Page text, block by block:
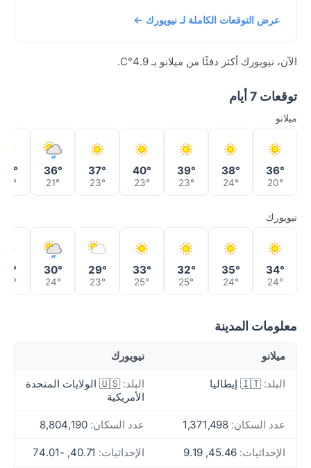
عرض التوقعات الكاملة لـ نيويورك ←
الآن، نيويورك أكثر دفئًا من ميلانو بـ 4.9°C.
توقعات 7 أيام
ميلانو
36°
20°
38°
24°
39°
23°
40°
23°
37°
23°
36°
21°
23°
نيويورك
34°
24°
35°
24°
32°
25°
33°
25°
29°
23°
30°
24°
31°
24°
معلومات المدينة
ميلانو نيويورك
البلد: 🇮🇹 إيطاليا البلد:
🇺🇸 الولايات المتحدة
الأمريكية
عدد السكان: عدد السكان:
الإحداثيات: الإحداثيات: